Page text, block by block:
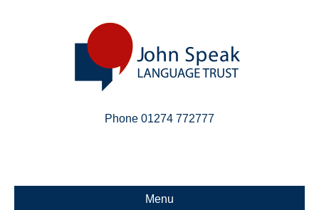
Phone 01274 772777
Menu